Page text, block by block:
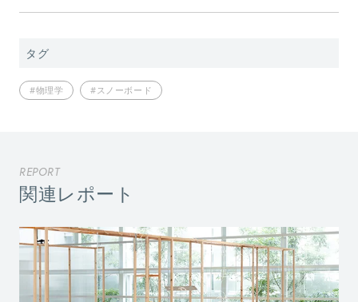
タグ
#物理学 #スノーボード
REPORT
関連レポート